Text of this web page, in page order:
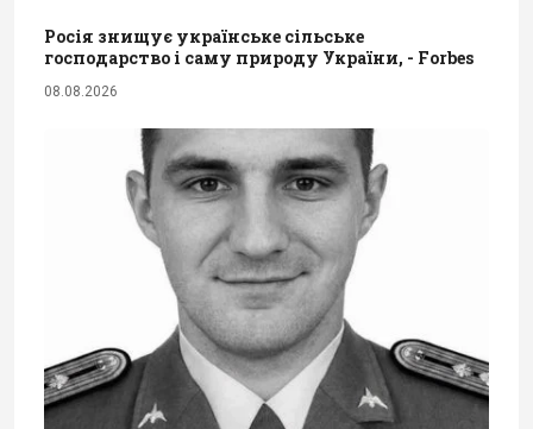
Росія знищує українське сільське
господарство і саму природу України, - Forbes
08.08.2026